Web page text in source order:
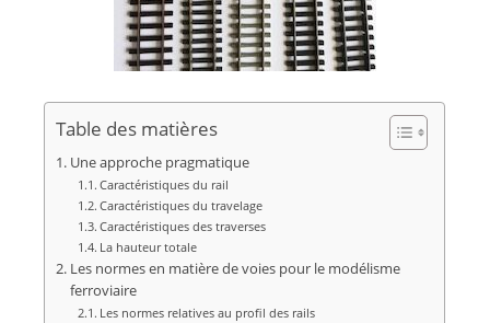
Table des matières
Une approche pragmatique
Caractéristiques du rail
Caractéristiques du travelage
Caractéristiques des traverses
La hauteur totale
Les normes en matière de voies pour le modélisme
ferroviaire
Les normes relatives au profil des rails